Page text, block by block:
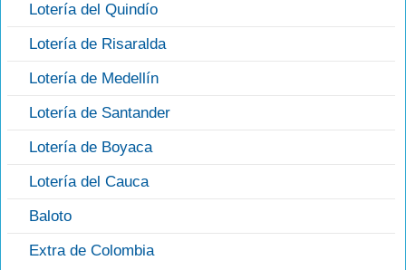
Lotería del Quindío
Lotería de Risaralda
Lotería de Medellín
Lotería de Santander
Lotería de Boyaca
Lotería del Cauca
Baloto
Extra de Colombia